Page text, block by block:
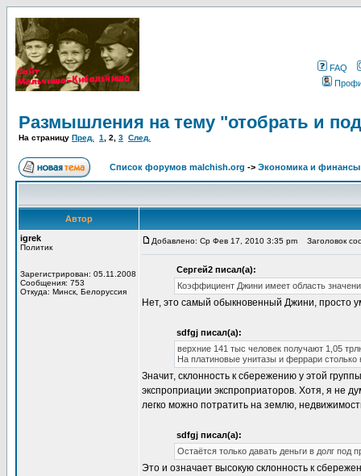
FAQ
Размышления на тему "отобрать и
На страницу Пред. 1 2 3 След.
Список форумов malchish.org -> Экономика и финансы
Автор
igrek
Политик
Зарегистрирован: 05.11.2008
Сообщения: 753
Откуда: Минск, Белоруссия
Добавлено: Ср Фев 17, 2010 3:35 pm Заголовок
Сергей2 писал(а):
Коэффициент Джини имеет область
Нет, это самый обыкновенный Джини, просто
sdfgj писал(а):
верхние 141 тыс человек получают 1,05
На платиновые унитазы и феррари столько
Значит, склонность к сбережению у этой
экспроприации экспроприаторов. Хотя, я не
легко можно потратить на землю,
sdfgj писал(а):
Остаётся только давать деньги в долг под
Это и означает высокую склонность к